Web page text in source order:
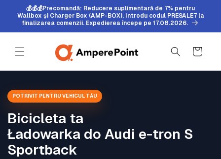
Sari la
conținut
💰💰💰Precomandă: Reducere suplimentară de 7% pentru
Wallbox și Charger Box (AMP-BOX). Introdu codul PRESALE7 la
finalizarea comenzii. Expedierea începe pe 17.08.2026.
Coș
POTRIVIT PENTRU VEHICUL TĂU
Bicicleta ta
Ładowarka do Audi e-tron S
Sportback